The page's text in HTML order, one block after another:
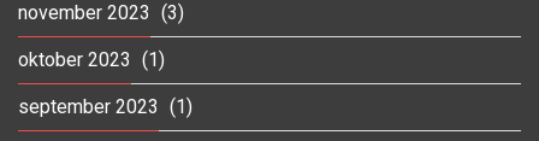
november 2023 (3)
oktober 2023 (1)
september 2023 (1)